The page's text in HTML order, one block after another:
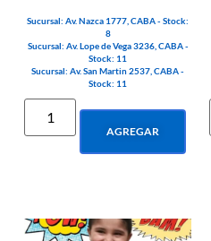
Sucursal: Av. Nazca 1777, CABA - Stock:
8
Sucursal: Av. Lope de Vega 3236, CABA -
Stock: 11
Sucursal: Av. San Martin 2537, CABA -
Stock: 11
AGREGAR